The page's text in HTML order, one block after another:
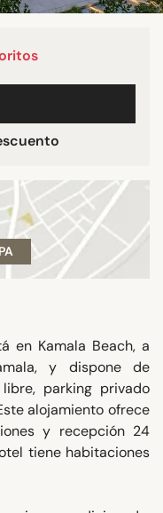
en Kamala Beach, a
y dispone de
parking privado
alojamiento ofrece
y recepción 24
tiene habitaciones